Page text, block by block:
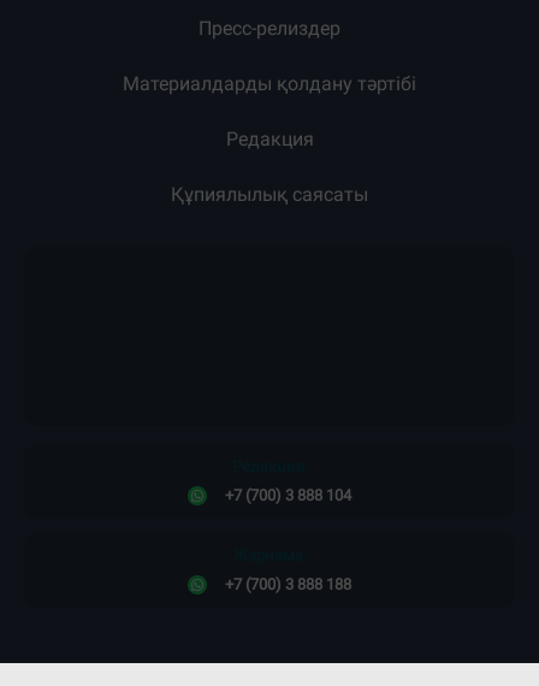
Пресс-релиздер
Материалдарды қолдану тәртібі
Редакция
Құпиялылық саясаты
+7 (700) 3 888 104
+7 (700) 3 888 188